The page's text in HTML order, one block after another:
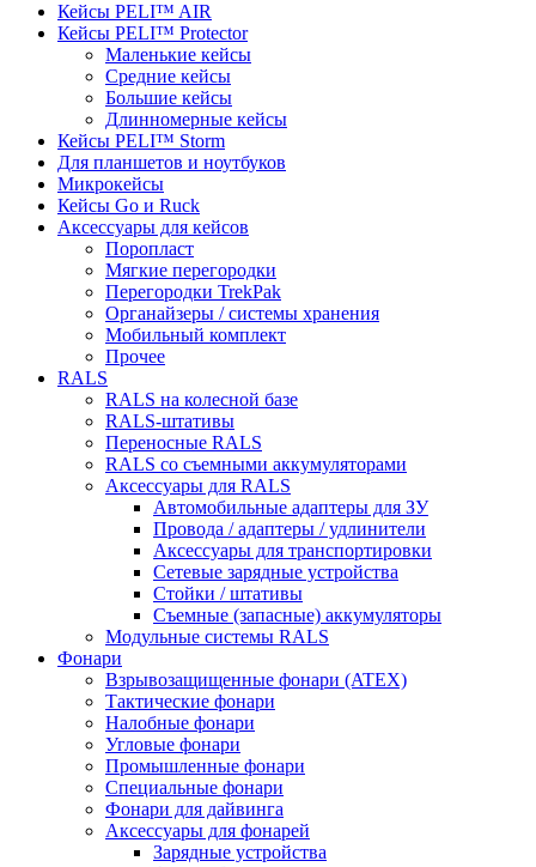
Кейсы PELI™ AIR
Кейсы PELI™ Protector
Маленькие кейсы
Средние кейсы
Большие кейсы
Длинномерные кейсы
Кейсы PELI™ Storm
Для планшетов и ноутбуков
Микрокейсы
Кейсы Go и Ruck
Аксессуары для кейсов
Поропласт
Мягкие перегородки
Перегородки TrekPak
Органайзеры / системы хранения
Мобильный комплект
Прочее
RALS
RALS на колесной базе
RALS-штативы
Переносные RALS
RALS со съемными аккумуляторами
Аксессуары для RALS
Автомобильные адаптеры для ЗУ
Провода / адаптеры / удлинители
Аксессуары для транспортировки
Сетевые зарядные устройства
Стойки / штативы
Съемные (запасные) аккумуляторы
Модульные системы RALS
Фонари
Взрывозащищенные фонари (ATEX)
Тактические фонари
Налобные фонари
Угловые фонари
Промышленные фонари
Специальные фонари
Фонари для дайвинга
Аксессуары для фонарей
Зарядные устройства